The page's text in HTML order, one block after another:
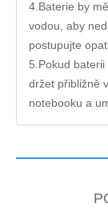
4.Baterie by
vodou, aby
postupujte
5.Pokud
držet přibližně
notebooku a